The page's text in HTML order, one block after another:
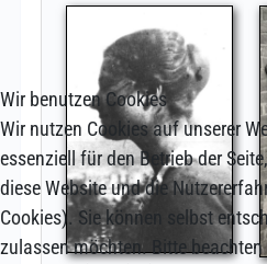
Wir benutzen Cookies
Wir nutzen Cookies auf unserer
essenziell für den Betrieb der
diese Website und die
Cookies). Sie können selbst
zulassen möchten. Bitte beachten